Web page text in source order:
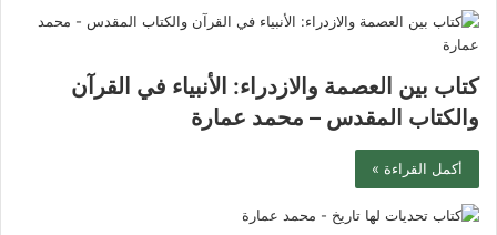
كتاب بين العصمة والازدراء: الأنبياء في القرآن
والكتاب المقدس – محمد عمارة
أكمل القراءة »